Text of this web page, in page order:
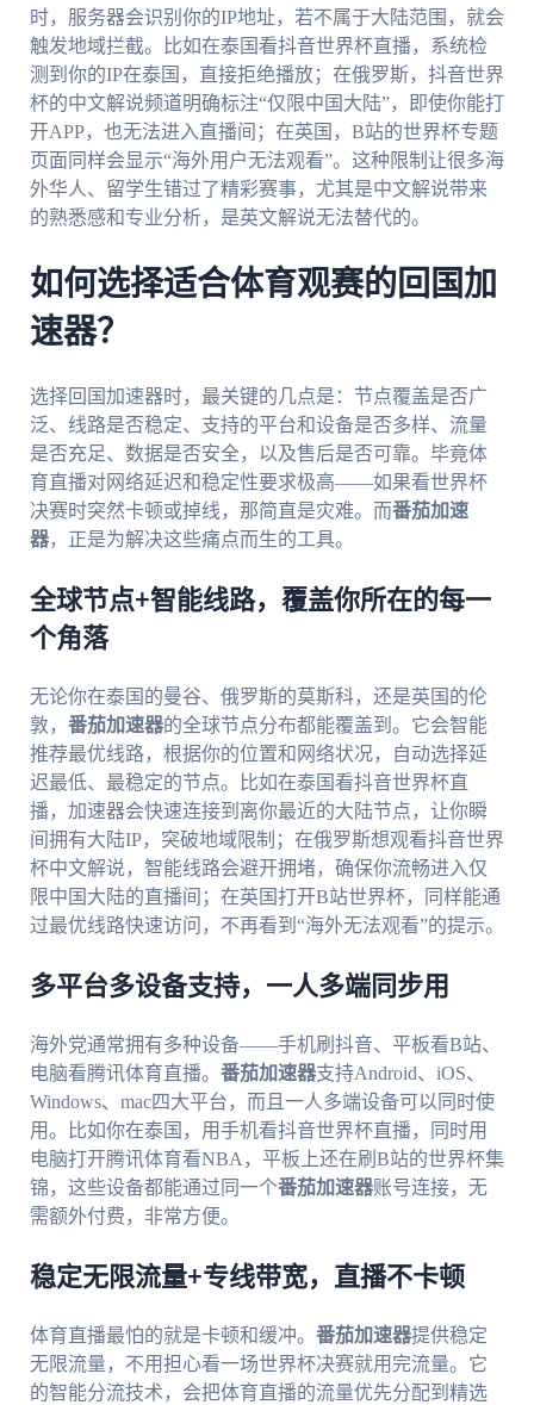
时，服务器会识别你的IP地址，若不属于大陆范围，就会
触发地域拦截。比如在泰国看抖音世界杯直播，系统检
测到你的IP在泰国，直接拒绝播放；在俄罗斯，抖音世界
杯的中文解说频道明确标注“仅限中国大陆”，即使你能打
开APP，也无法进入直播间；在英国，B站的世界杯专题
页面同样会显示“海外用户无法观看”。这种限制让很多海
外华人、留学生错过了精彩赛事，尤其是中文解说带来
的熟悉感和专业分析，是英文解说无法替代的。
如何选择适合体育观赛的回国加
速器？
选择回国加速器时，最关键的几点是：节点覆盖是否广
泛、线路是否稳定、支持的平台和设备是否多样、流量
是否充足、数据是否安全，以及售后是否可靠。毕竟体
育直播对网络延迟和稳定性要求极高——如果看世界杯
决赛时突然卡顿或掉线，那简直是灾难。而番茄加速
器，正是为解决这些痛点而生的工具。
全球节点+智能线路，覆盖你所在的每一
个角落
无论你在泰国的曼谷、俄罗斯的莫斯科，还是英国的伦
敦， 番茄加速器的全球节点分布都能覆盖到。它会智能
推荐最优线路，根据你的位置和网络状况，自动选择延
迟最低、最稳定的节点。比如在泰国看抖音世界杯直
播，加速器会快速连接到离你最近的大陆节点，让你瞬
间拥有大陆IP，突破地域限制；在俄罗斯想观看抖音世界
杯中文解说，智能线路会避开拥堵，确保你流畅进入仅
限中国大陆的直播间；在英国打开B站世界杯，同样能通
过最优线路快速访问，不再看到“海外无法观看”的提示。
多平台多设备支持，一人多端同步用
海外党通常拥有多种设备——手机刷抖音、平板看B站、
电脑看腾讯体育直播。 番茄加速器支持Android、iOS、
Windows、mac四大平台，而且一人多端设备可以同时使
用。比如你在泰国，用手机看抖音世界杯直播，同时用
电脑打开腾讯体育看NBA，平板上还在刷B站的世界杯集
锦，这些设备都能通过同一个番茄加速器账号连接，无
需额外付费，非常方便。
稳定无限流量+专线带宽，直播不卡顿
体育直播最怕的就是卡顿和缓冲。 番茄加速器提供稳定
无限流量，不用担心看一场世界杯决赛就用完流量。它
的智能分流技术，会把体育直播的流量优先分配到精选